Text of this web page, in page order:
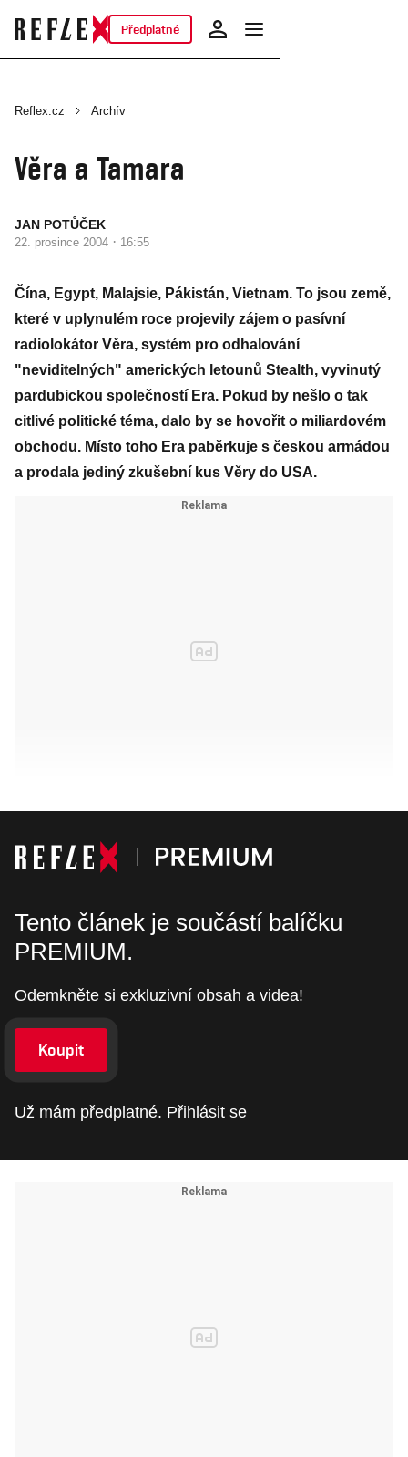
Předplatné
Reflex.cz Archív
Věra a Tamara
JAN POTŮČEK
22. prosince 2004 · 16:55
Čína, Egypt, Malajsie, Pákistán, Vietnam. To jsou země,
které v uplynulém roce projevily zájem o pasívní
radiolokátor Věra, systém pro odhalování
"neviditelných" amerických letounů Stealth, vyvinutý
pardubickou společností Era. Pokud by nešlo o tak
citlivé politické téma, dalo by se hovořit o miliardovém
obchodu. Místo toho Era paběrkuje s českou armádou
a prodala jediný zkušební kus Věry do USA.
Tento článek je součástí balíčku
PREMIUM.
Odemkněte si exkluzivní obsah a videa!
Koupit
Už mám předplatné. Přihlásit se